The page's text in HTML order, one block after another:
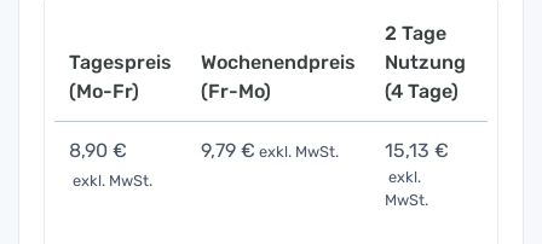
Tagespreis
(Mo-Fr)
Wochenendpreis
(Fr-Mo)
2 Tage
Nutzung
(4 Tage)
8,90 €
exkl. MwSt.
9,79 € exkl. MwSt. 15,13 €
exkl.
MwSt.